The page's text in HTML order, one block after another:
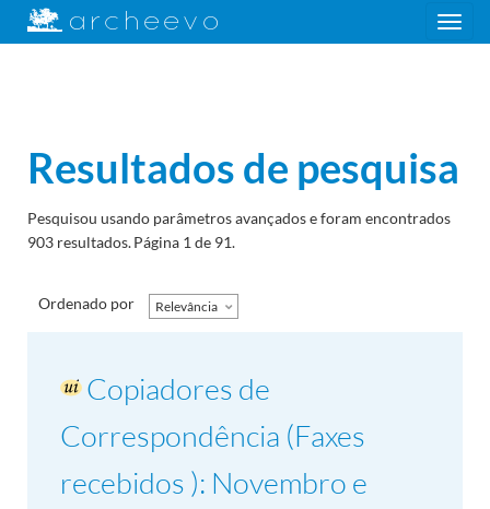
Toggle
navigation
Resultados de pesquisa
Pesquisou usando parâmetros avançados e foram encontrados
903 resultados.Página 1 de 91.
Ordenado por Relevância
Copiadores de
Correspondência (Faxes
recebidos ): Novembro e